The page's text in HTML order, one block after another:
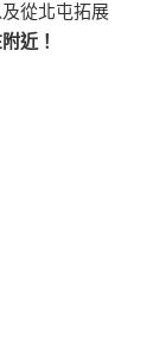
及從北屯拓展
近！